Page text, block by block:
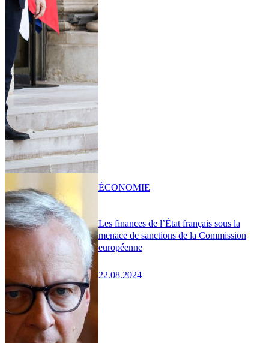
Les finances de l’État français sous la
menace de sanctions de la Commission
européenne
22.08.2024
ÉCONOMIE